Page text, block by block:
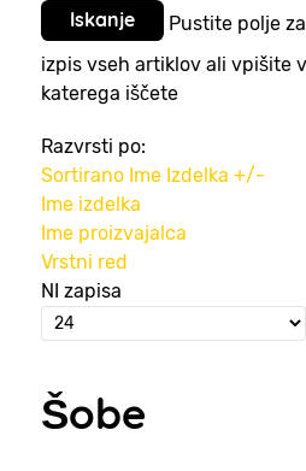
Pustite polje
izpis vseh artiklov ali vpišite
katerega iščete
Razvrsti po:
Sortirano Ime Izdelka +/-
Ime izdelka
Ime proizvajalca
Vrstni red
NI zapisa
Šobe